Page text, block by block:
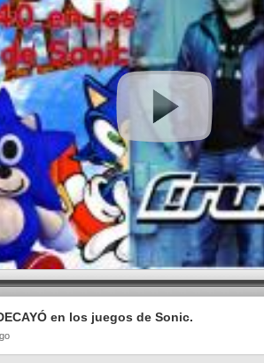
en los juegos de Sonic.